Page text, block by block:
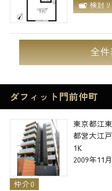
検討
全
ダフィット門前仲町
東京都江
都営大江
1K
2009年11
仲介0